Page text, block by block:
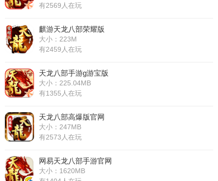
有2569人在玩
麒游天龙八部荣耀版
大小：223M
有2459人在玩
天龙八部手游g游宝版
大小：225.04MB
有1355人在玩
天龙八部高爆版官网
大小：247MB
有2573人在玩
网易天龙八部手游官网
大小：1620MB